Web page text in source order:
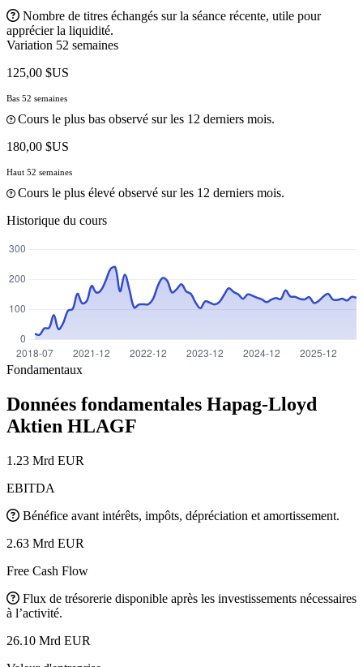
Nombre de titres échangés sur la séance récente, utile pour
apprécier la liquidité.
Variation 52 semaines
125,00 $US
Bas 52 semaines
Cours le plus bas observé sur les 12 derniers mois.
180,00 $US
Haut 52 semaines
Cours le plus élevé observé sur les 12 derniers mois.
Historique du cours
Fondamentaux
Données fondamentales Hapag-Lloyd
Aktien HLAGF
1.23 Mrd EUR
EBITDA
Bénéfice avant intérêts, impôts, dépréciation et amortissement.
2.63 Mrd EUR
Free Cash Flow
Flux de trésorerie disponible après les investissements nécessaires
à l’activité.
26.10 Mrd EUR